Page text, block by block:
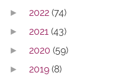
► 2022 (74)
► 2021 (43)
► 2020 (59)
► 2019 (8)